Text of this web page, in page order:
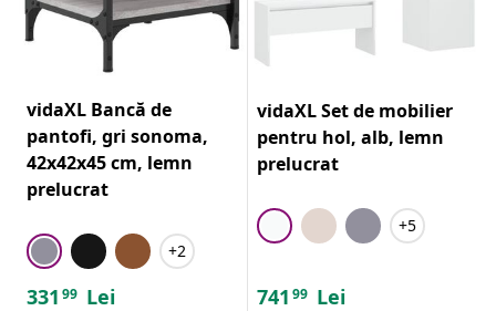
vidaXL Bancă de
pantofi, gri sonoma,
42x42x45 cm, lemn
prelucrat
+2
331 99 Lei
vidaXL Set de mobilier
pentru hol, alb, lemn
prelucrat
+5
741 99 Lei